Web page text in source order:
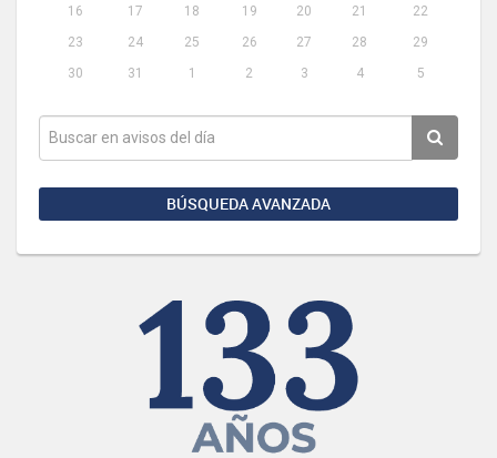
16
17 18 19 20 21
22
23
24 25 26 27 28
29
30
31 1 2 3 4 5
BÚSQUEDA AVANZADA